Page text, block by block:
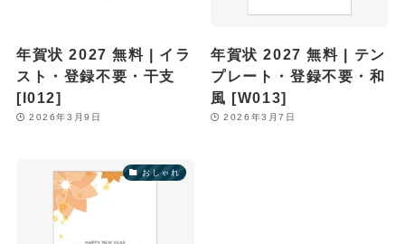
年賀状 2027 無料 | イラ
スト・登録不要・干支
[I012]
2026年3月9日
年賀状 2027 無料 | テン
プレート・登録不要・和
風 [W013]
2026年3月7日
おしゃれ